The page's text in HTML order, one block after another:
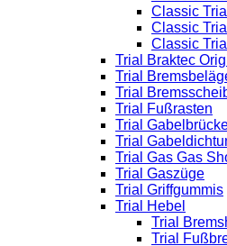
Classic
Classic
Classic
Trial Braktec
Trial
Trial
Trial Fußrasten
Trial
Trial
Trial Gas Gas
Trial Gaszüge
Trial Griffgummis
Trial Hebel
Trial
Trial